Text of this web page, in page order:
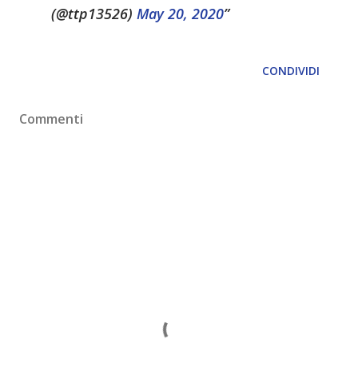
(@ttp13526) May 20, 2020
CONDIVIDI
Commenti